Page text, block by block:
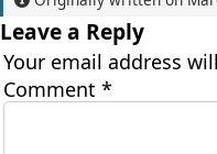
Leave a Reply
Your email address
Comment *